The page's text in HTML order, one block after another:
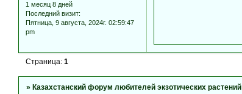
1 месяц 8 дней
Последний визит:
Пятница, 9 августа, 2024г. 02:59:47
pm
Страница:1
»Казахстанский форум любителей экзотических растений